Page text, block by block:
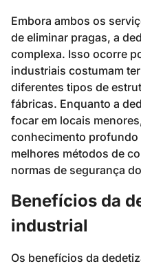
Embora ambos os
de eliminar pragas, a
complexa. Isso ocorre
industriais costumam
diferentes tipos de
fábricas. Enquanto a
focar em locais
conhecimento profundo
melhores métodos de
normas de segurança
Benefícios da
industrial
Os benefícios da